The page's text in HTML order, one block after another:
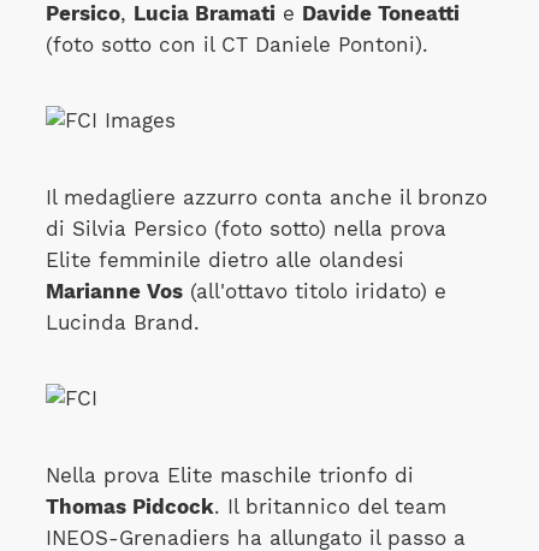
Persico, Lucia Bramatie Davide Toneatti
(foto sotto con il CT Daniele Pontoni).
Il medagliere azzurro conta anche il bronzo
di Silvia Persico (foto sotto) nella prova
Elite femminile dietro alle olandesi
Marianne Vos(all'ottavo titolo iridato) e
Lucinda Brand.
Nella prova Elite maschile trionfo di
Thomas Pidcock. Il britannico del team
INEOS-Grenadiers ha allungato il passo a